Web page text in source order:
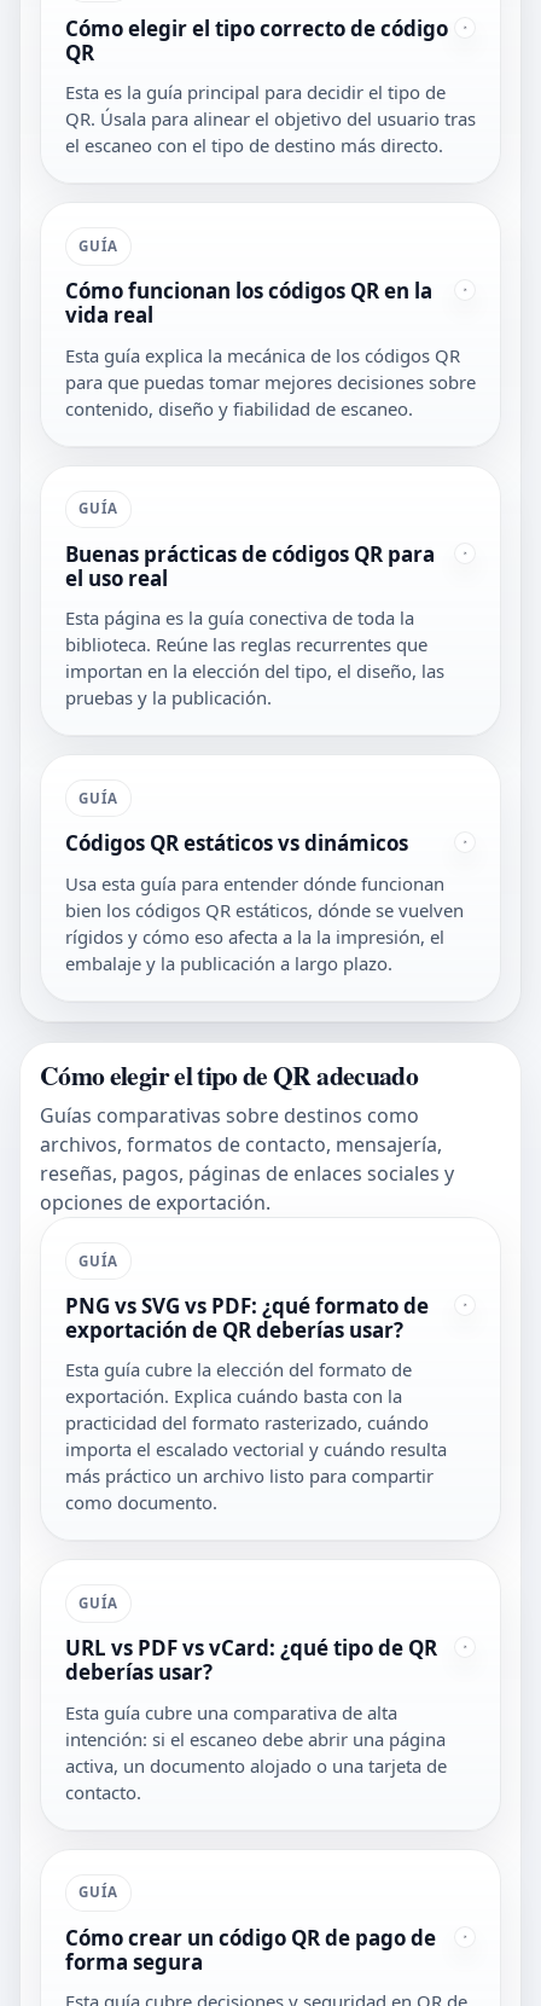
Cómo elegir el tipo correcto de código
QR
Esta es la guía principal para decidir el tipo de
QR. Úsala para alinear el objetivo del usuario tras
el escaneo con el tipo de destino más directo.
GUÍA
Cómo funcionan los códigos QR en la
vida real
Esta guía explica la mecánica de los códigos QR
para que puedas tomar mejores decisiones sobre
contenido, diseño y fiabilidad de escaneo.
GUÍA
Buenas prácticas de códigos QR para
el uso real
Esta página es la guía conectiva de toda la
biblioteca. Reúne las reglas recurrentes que
importan en la elección del tipo, el diseño, las
pruebas y la publicación.
GUÍA
Códigos QR estáticos vs dinámicos
Usa esta guía para entender dónde funcionan
bien los códigos QR estáticos, dónde se vuelven
rígidos y cómo eso afecta a la la impresión, el
embalaje y la publicación a largo plazo.
Cómo elegir el tipo de QR adecuado
Guías comparativas sobre destinos como
archivos, formatos de contacto, mensajería,
reseñas, pagos, páginas de enlaces sociales y
opciones de exportación.
GUÍA
PNG vs SVG vs PDF: ¿qué formato de
exportación de QR deberías usar?
Esta guía cubre la elección del formato de
exportación. Explica cuándo basta con la
practicidad del formato rasterizado, cuándo
importa el escalado vectorial y cuándo resulta
más práctico un archivo listo para compartir
como documento.
GUÍA
URL vs PDF vs vCard: ¿qué tipo de QR
deberías usar?
Esta guía cubre una comparativa de alta
intención: si el escaneo debe abrir una página
activa, un documento alojado o una tarjeta de
contacto.
GUÍA
Cómo crear un código QR de pago de
forma segura